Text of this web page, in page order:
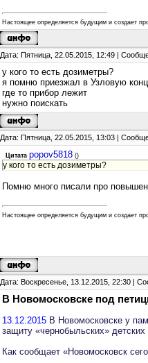
Настоящее определяется будущим и создает
Дата: Пятница, 22.05.2015, 12:49 |
у кого то есть дозиметры?
я помню приезжал в Узловую
где то прибор лежит
нужно поискать
Дата: Пятница, 22.05.2015, 13:03 |
Цитата popov5818 ()
у кого то есть дозиметры?
Помню много писали про
Настоящее определяется будущим и создает
Дата: Воскресенье, 13.12.2015, 22:30 |
В Новомосковске под
13.12.2015 В Новомосковске у
защиту «чернобыльских» детских
Как сообщает «Новомосковск